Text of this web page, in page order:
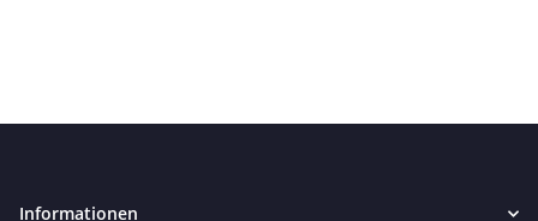
Informationen